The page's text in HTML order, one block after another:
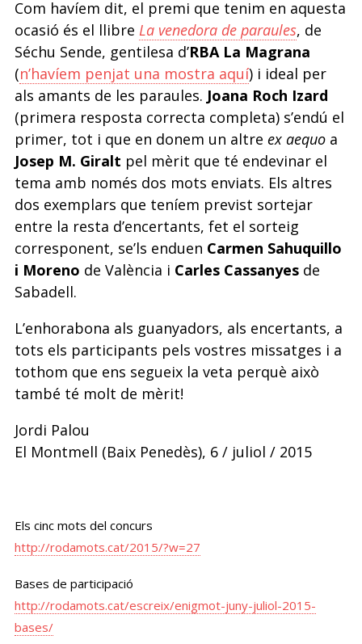
Com havíem dit, el premi que tenim en aquesta
ocasió és el llibre La venedora de paraules, de
Séchu Sende, gentilesa d’RBA La Magrana
(n’havíem penjat una mostra aquí) i ideal per
als amants de les paraules. Joana Roch Izard
(primera resposta correcta completa) s’endú el
primer, tot i que en donem un altre ex aequoa
Josep M. Giralt pel mèrit que té endevinar el
tema amb només dos mots enviats. Els altres
dos exemplars que teníem previst sortejar
entre la resta d’encertants, fet el sorteig
corresponent, se’ls enduen Carmen Sahuquillo
i Moreno de València i Carles Cassanyesde
Sabadell.
L’enhorabona als guanyadors, als encertants, a
tots els participants pels vostres missatges i a
tothom que ens segueix la veta perquè això
també té molt de mèrit!
Jordi Palou
El Montmell (Baix Penedès), 6 / juliol / 2015
Els cinc mots del concurs
http://rodamots.cat/2015/?w=27
Bases de participació
http://rodamots.cat/escreix/enigmot-juny-juliol-2015-
bases/